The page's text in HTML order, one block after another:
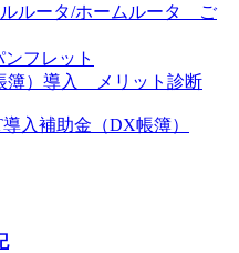
ルータ/ホームルータ ご
フレット
簿）導入 メリット診断
入補助金（DX帳簿）